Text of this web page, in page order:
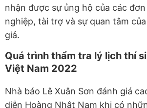
nhận được sự ủng hộ của các
nghiệp, tài trợ và sự quan tâm
giả.
Quá trình thẩm tra lý lịch thí
Việt Nam 2022
Nhà báo Lê Xuân Sơn đánh giá
diễn Hoàng Nhật Nam khi có